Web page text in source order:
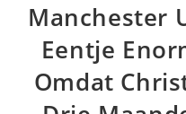
Manchester
Eentje
Omdat